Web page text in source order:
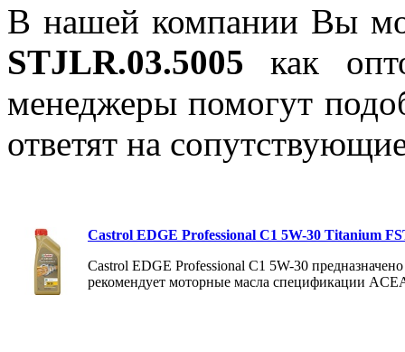
В нашей компании Вы
STJLR.03.5005 как
менеджеры помогут
ответят на
Castrol EDGE Professional C1 5W-30 Titanium
Castrol EDGE Professional C1 5W-30
рекомендует моторные масла спецификации